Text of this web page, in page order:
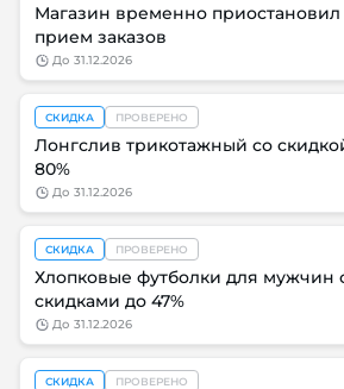
Магазин временно приостановил
прием заказов
до 31.12.2026
СКИДКА ПРОВЕРЕНО
Лонгслив трикотажный со
80%
до 31.12.2026
СКИДКА ПРОВЕРЕНО
Хлопковые футболки для мужчин
скидками до 47%
до 31.12.2026
СКИДКА ПРОВЕРЕНО